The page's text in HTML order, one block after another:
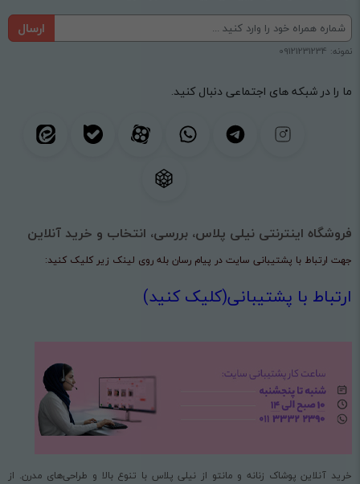
ارسال
نمونه: 09121231234
ما را در شبکه های اجتماعی دنبال کنید.
فروشگاه اینترنتی نیلی پلاس، بررسی، انتخاب و خرید آنلاین
جهت ارتباط با پشتیبانی سایت در پیام رسان بله روی لینک زیر کلیک کنید:
ارتباط با پشتیبانی(کلیک کنید)
خرید آنلاین پوشاک زنانه و مانتو از نیلی پلاس با تنوع بالا و طراحی‌های مدرن. از